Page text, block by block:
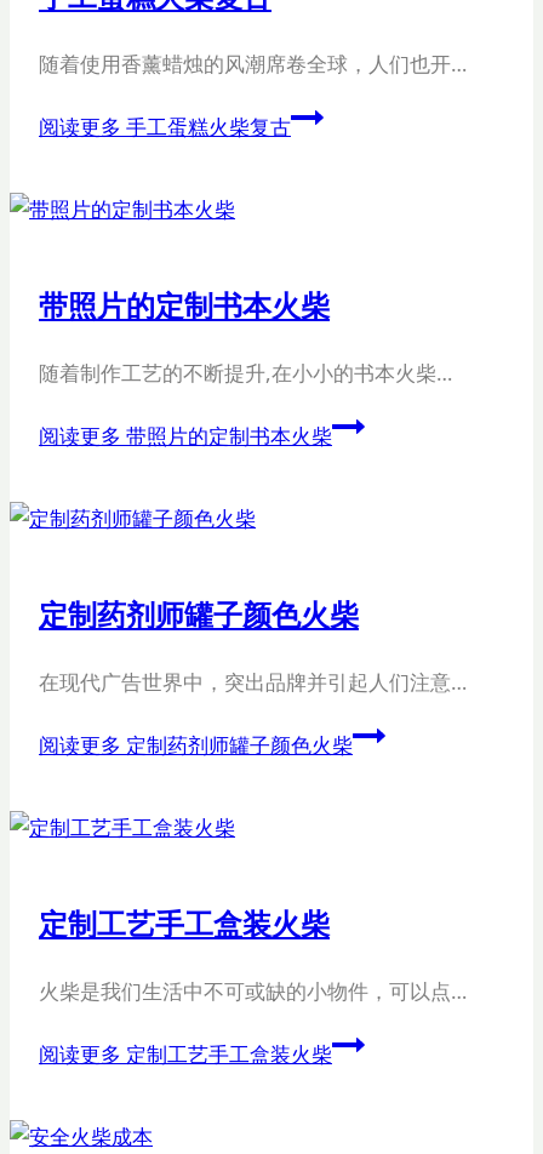
随着使用香薰蜡烛的风潮席卷全球，人们也开…
阅读更多 手工蛋糕火柴复古
带照片的定制书本火柴
随着制作工艺的不断提升,在小小的书本火柴…
阅读更多 带照片的定制书本火柴
定制药剂师罐子颜色火柴
在现代广告世界中，突出品牌并引起人们注意…
阅读更多 定制药剂师罐子颜色火柴
定制工艺手工盒装火柴
火柴是我们生活中不可或缺的小物件，可以点…
阅读更多 定制工艺手工盒装火柴